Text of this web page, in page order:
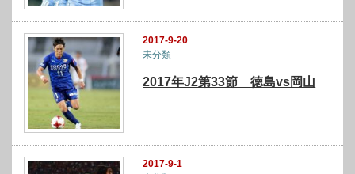
2017-9-20
未分類
2017年J2第33節 徳島vs岡山
2017-9-1